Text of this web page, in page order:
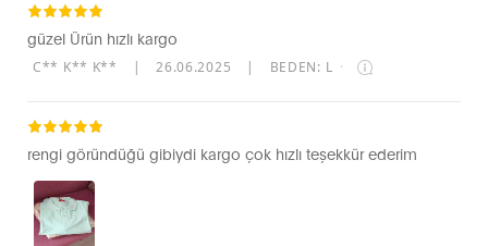
güzel Ürün hızlı kargo
C** K** K** | 26.06.2025 | BEDEN: L ·
rengi göründüğü gibiydi kargo çok hızlı teşekkür ederim